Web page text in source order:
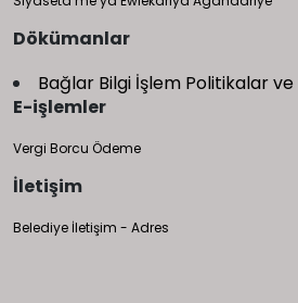
Dökümanlar
Bağlar Bilgi İşlem Politikalar
E-işlemler
Vergi Borcu Ödeme
İletişim
Belediye İletişim - Adres